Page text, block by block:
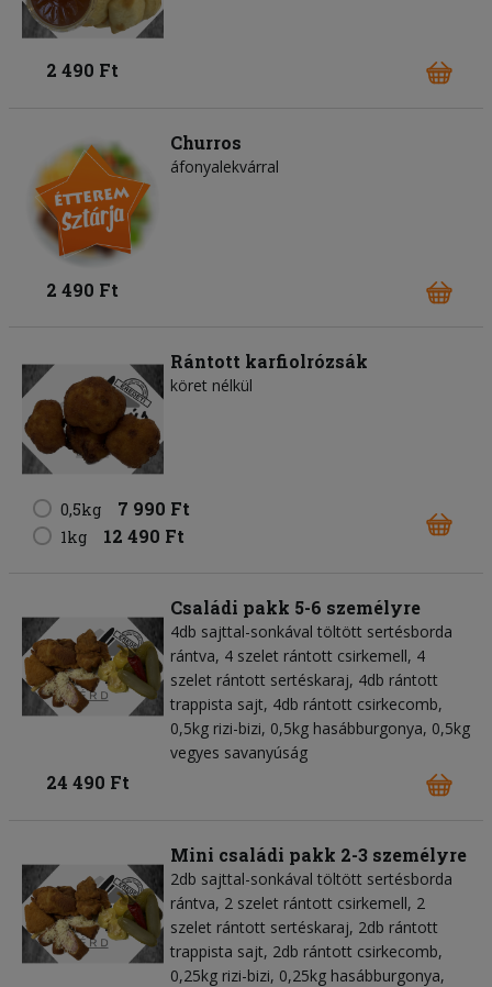
2 490 Ft
Churros
áfonyalekvárral
2 490 Ft
Rántott karfiolrózsák
köret nélkül
0,5kg 7 990 Ft
1kg 12 490 Ft
Családi pakk 5-6 személyre
4db sajttal-sonkával töltött sertésborda
rántva, 4 szelet rántott csirkemell, 4
szelet rántott sertéskaraj, 4db rántott
trappista sajt, 4db rántott csirkecomb,
0,5kg rizi-bizi, 0,5kg hasábburgonya, 0,5kg
vegyes savanyúság
24 490 Ft
Mini családi pakk 2-3 személyre
2db sajttal-sonkával töltött sertésborda
rántva, 2 szelet rántott csirkemell, 2
szelet rántott sertéskaraj, 2db rántott
trappista sajt, 2db rántott csirkecomb,
0,25kg rizi-bizi, 0,25kg hasábburgonya,